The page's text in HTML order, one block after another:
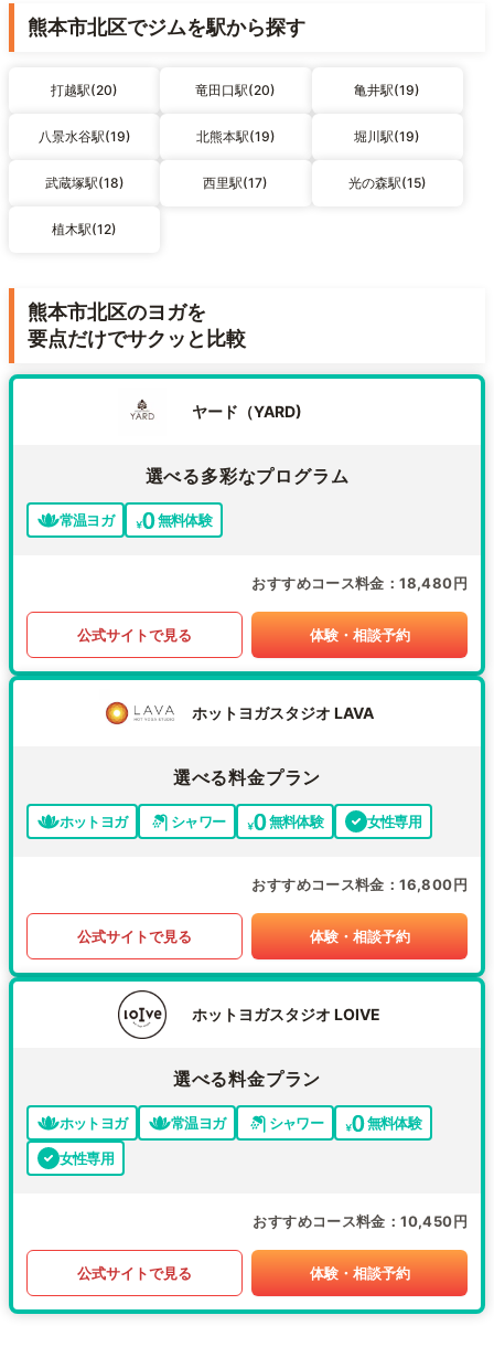
熊本市北区でジムを駅から探す
打越駅(20) 竜田口駅(20) 亀井駅(19)
八景水谷駅(19) 北熊本駅(19) 堀川駅(19)
武蔵塚駅(18) 西里駅(17) 光の森駅(15)
植木駅(12)
熊本市北区のヨガを
要点だけでサクッと比較
ヤード（YARD)
選べる多彩なプログラム
常温ヨガ 無料体験
おすすめコース料金 18,480円
公式サイトで見る 体験・相談予約
ホットヨガスタジオ LAVA
選べる料金プラン
ホットヨガ シャワー 無料体験 女性専用
おすすめコース料金 16,800円
公式サイトで見る 体験・相談予約
ホットヨガスタジオ LOIVE
選べる料金プラン
ホットヨガ 常温ヨガ シャワー
無料体験
女性専用
おすすめコース料金 10,450円
公式サイトで見る 体験・相談予約